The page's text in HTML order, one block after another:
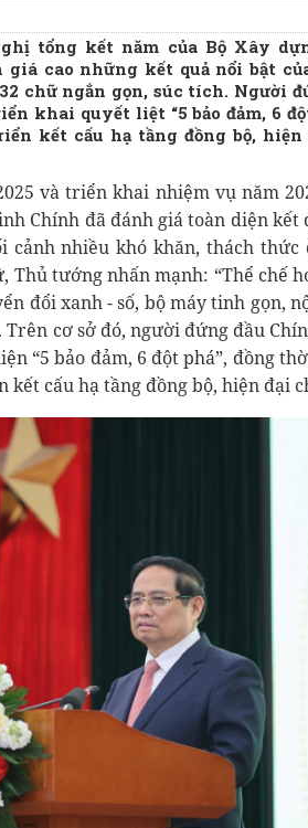
tổng kết năm của Bộ Xây
cao những kết quả nổi bật
chữ ngắn gọn, súc tích. Người
khai quyết liệt “5 bảo đảm, 6
kết cấu hạ tầng đồng bộ,
và triển khai nhiệm vụ năm
Chính đã đánh giá toàn diện kết
cảnh nhiều khó khăn, thách thức
tướng nhấn mạnh: “Thể chế
đổi xanh - số, bộ máy tinh gọn,
cơ sở đó, người đứng đầu
“5 bảo đảm, 6 đột phá”, đồng
cấu hạ tầng đồng bộ, hiện đại